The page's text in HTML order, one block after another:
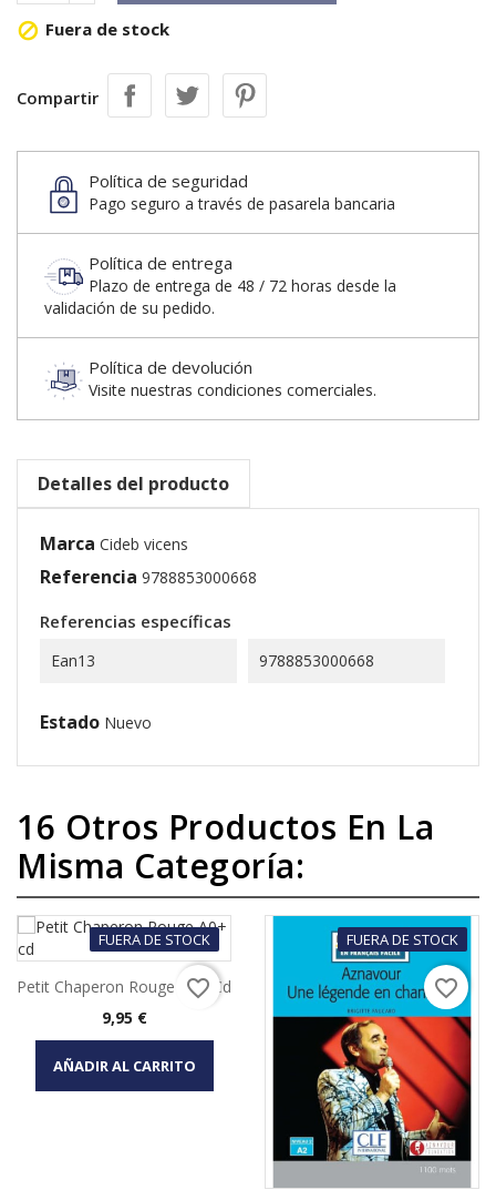
 Fuera de stock
Compartir
Política de seguridad
Pago seguro a través de pasarela bancaria
Política de entrega
Plazo de entrega de 48 / 72 horas desde la
validación de su pedido.
Política de devolución
Visite nuestras condiciones comerciales.
Detalles del producto
Marca Cideb vicens
Referencia 9788853000668
Referencias específicas
Ean13 9788853000668
Estado Nuevo
16 Otros Productos En La
Misma Categoría:
FUERA DE STOCK
Petit Chaperon Rouge A0+ Cd
Precio
9,95 €
AÑADIR AL CARRITO
favorite_border
FUERA DE STOCK
favorite_border